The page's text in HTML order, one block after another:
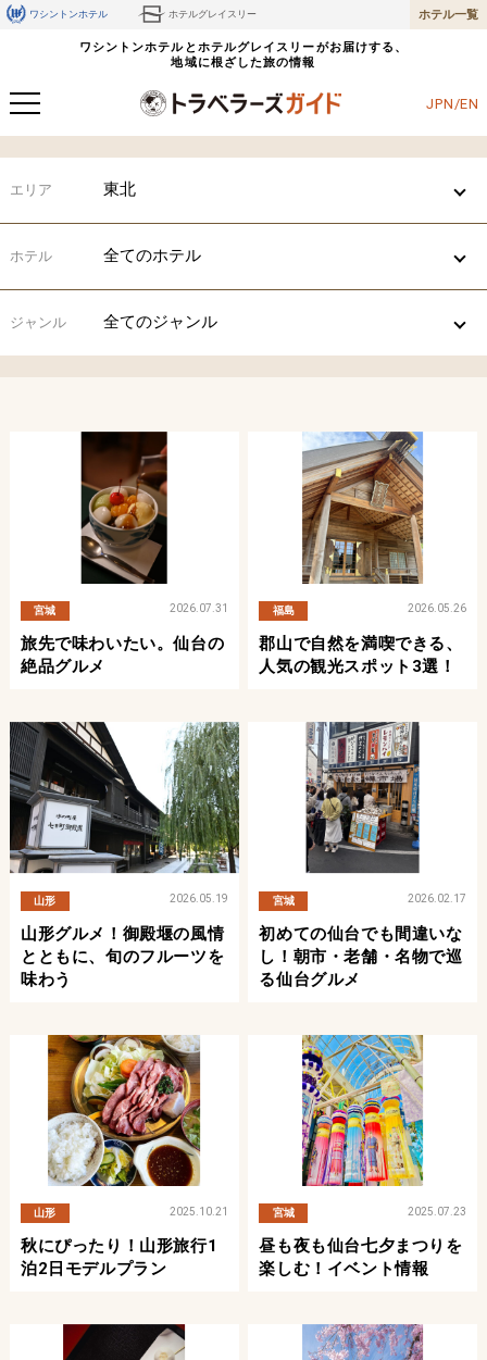
ワシントンホテル ホテルグレイスリー ホテル一覧
ワシントンホテルとホテルグレイスリーがお届けする、
地域に根ざした旅の情報
JPN/EN
エリア 東北
ホテル 全てのホテル
ジャンル 全てのジャンル
宮城 2026.07.31
旅先で味わいたい。仙台の
絶品グルメ
福島 2026.05.26
郡山で自然を満喫できる、
人気の観光スポット3選！
山形 2026.05.19
山形グルメ！御殿堰の風情
とともに、旬のフルーツを
味わう
宮城 2026.02.17
初めての仙台でも間違いな
し！朝市・老舗・名物で巡
る仙台グルメ
山形 2025.10.21
秋にぴったり！山形旅行1
泊2日モデルプラン
宮城 2025.07.23
昼も夜も仙台七夕まつりを
楽しむ！イベント情報